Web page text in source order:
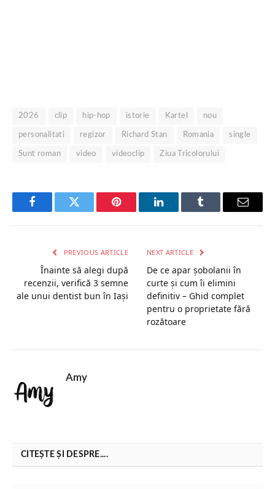
2026 clip hip-hop istorie Kartel nou
personalitati regizor Richard Stan Romania single
Sunt roman video videoclip Ziua Tricolorului
FacebookTwitter Pinterest LinkedInTumblr Email
PREVIOUS ARTICLE
Înainte să alegi după
recenzii, verifică 3 semne
ale unui dentist bun în Iași
NEXT ARTICLE
De ce apar șobolanii în
curte și cum îi elimini
definitiv – Ghid complet
pentru o proprietate fără
rozătoare
Amy
CITEȘTE ȘI DESPRE....